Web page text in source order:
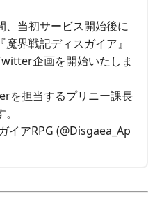
、当初サービス開始後に
界戦記ディスガイア』
企画を開始いたしま
を担当するプリニー課長
アRPG (@Disgaea_Ap